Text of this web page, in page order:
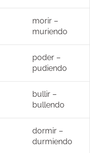
morir –
muriendo
poder –
pudiendo
bullir –
bullendo
dormir –
durmiendo